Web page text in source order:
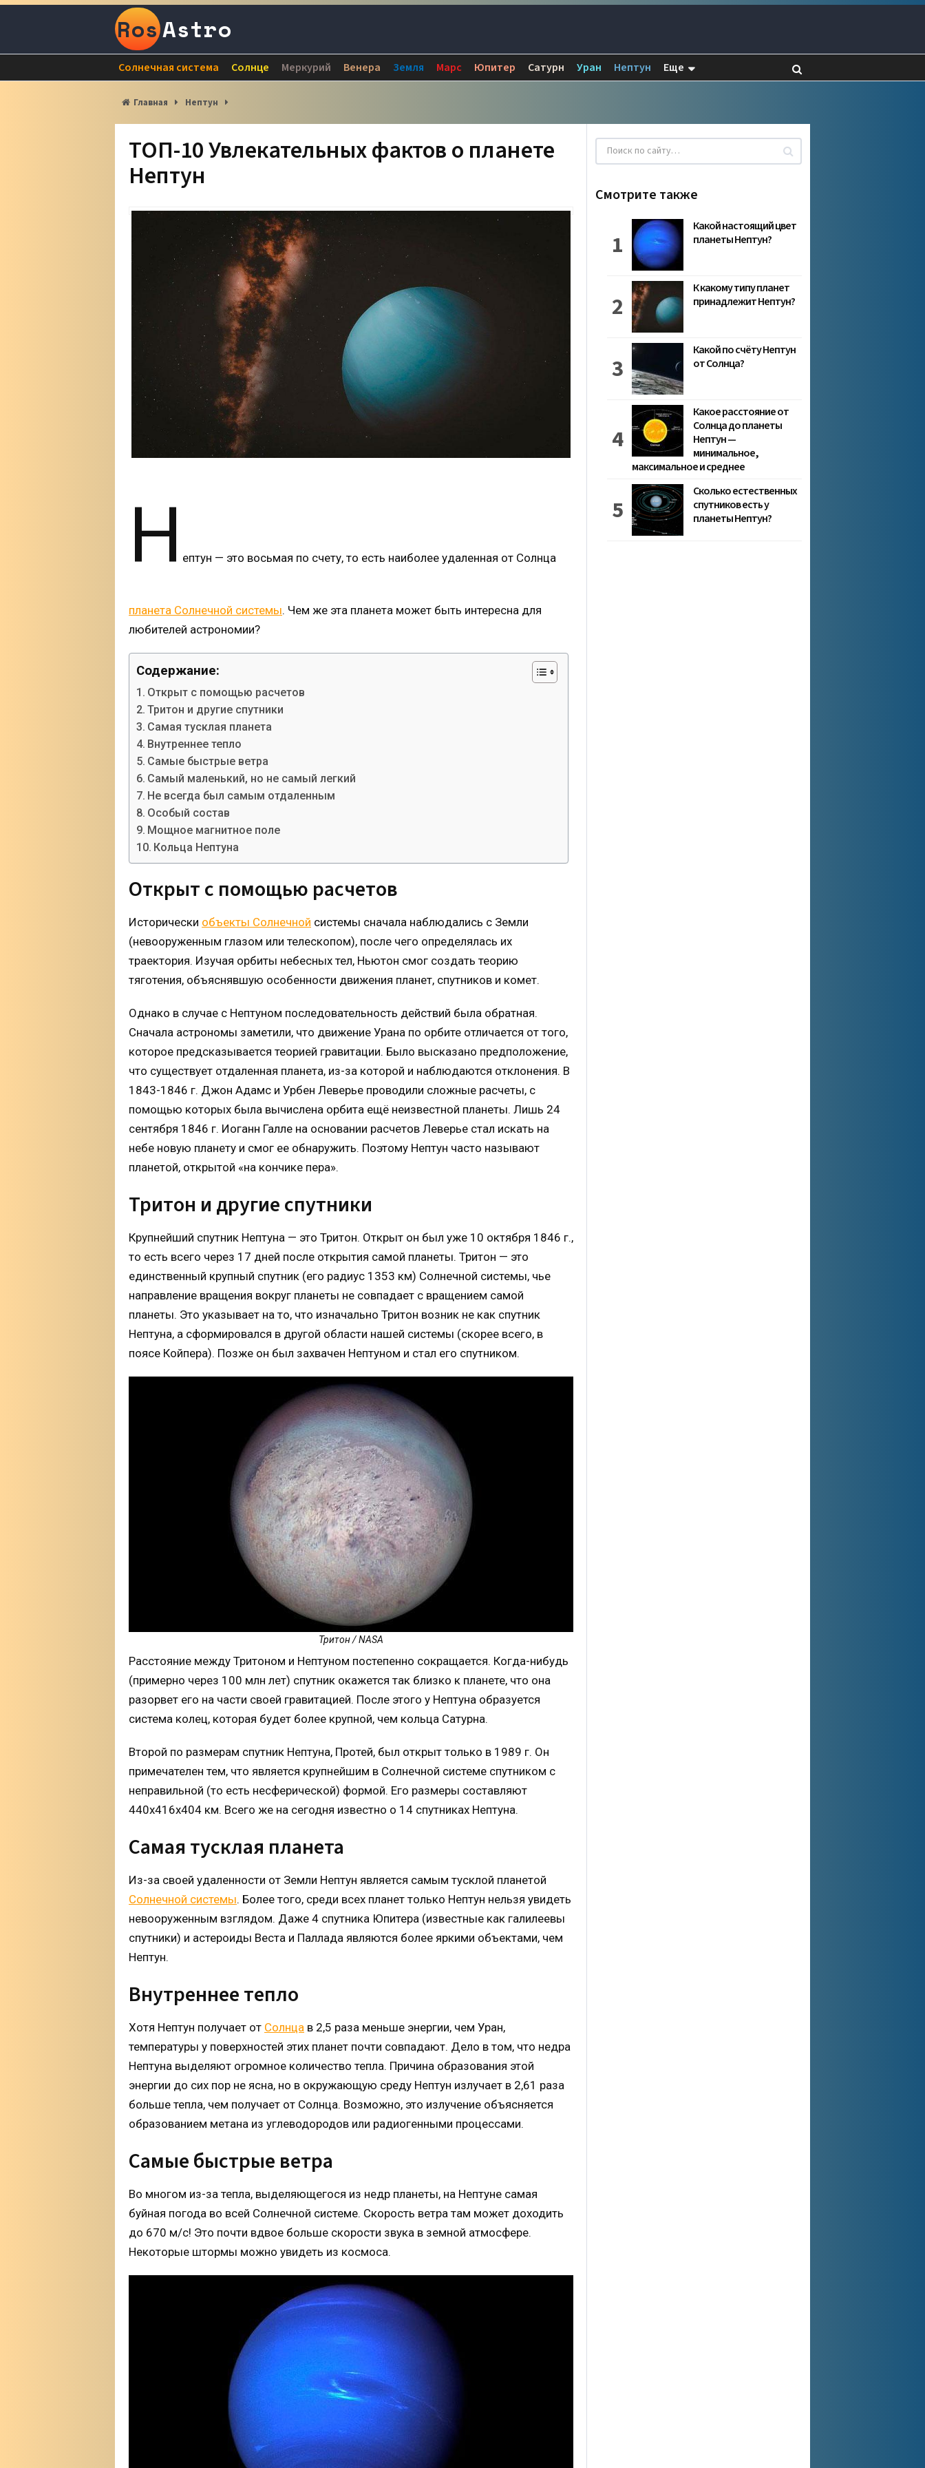
RosAstro
Солнечная система Солнце Меркурий Венера Земля Марс Юпитер Сатурн Уран Нептун Еще
Главная Нептун
ТОП-10 Увлекательных фактов о планете
Нептун
Н ептун — это восьмая по счету, то есть наиболее удаленная от Солнца
планета Солнечной системы. Чем же эта планета может быть интересна для
любителей астрономии?
Содержание:
Открыт с помощью расчетов
Тритон и другие спутники
Самая тусклая планета
Внутреннее тепло
Самые быстрые ветра
Самый маленький, но не самый легкий
Не всегда был самым отдаленным
Особый состав
Мощное магнитное поле
Кольца Нептуна
Открыт с помощью расчетов
Исторически объекты Солнечной системы сначала наблюдались с Земли
(невооруженным глазом или телескопом), после чего определялась их
траектория. Изучая орбиты небесных тел, Ньютон смог создать теорию
тяготения, объяснявшую особенности движения планет, спутников и комет.
Однако в случае с Нептуном последовательность действий была обратная.
Сначала астрономы заметили, что движение Урана по орбите отличается от того,
которое предсказывается теорией гравитации. Было высказано предположение,
что существует отдаленная планета, из-за которой и наблюдаются отклонения. В
1843-1846 г. Джон Адамс и Урбен Леверье проводили сложные расчеты, с
помощью которых была вычислена орбита ещё неизвестной планеты. Лишь 24
сентября 1846 г. Иоганн Галле на основании расчетов Леверье стал искать на
небе новую планету и смог ее обнаружить. Поэтому Нептун часто называют
планетой, открытой «на кончике пера».
Тритон и другие спутники
Крупнейший спутник Нептуна — это Тритон. Открыт он был уже 10 октября 1846 г.,
то есть всего через 17 дней после открытия самой планеты. Тритон — это
единственный крупный спутник (его радиус 1353 км) Солнечной системы, чье
направление вращения вокруг планеты не совпадает с вращением самой
планеты. Это указывает на то, что изначально Тритон возник не как спутник
Нептуна, а сформировался в другой области нашей системы (скорее всего, в
поясе Койпера). Позже он был захвачен Нептуном и стал его спутником.
Тритон / NASA
Расстояние между Тритоном и Нептуном постепенно сокращается. Когда-нибудь
(примерно через 100 млн лет) спутник окажется так близко к планете, что она
разорвет его на части своей гравитацией. После этого у Нептуна образуется
система колец, которая будет более крупной, чем кольца Сатурна.
Второй по размерам спутник Нептуна, Протей, был открыт только в 1989 г. Он
примечателен тем, что является крупнейшим в Солнечной системе спутником с
неправильной (то есть несферической) формой. Его размеры составляют
440х416х404 км. Всего же на сегодня известно о 14 спутниках Нептуна.
Самая тусклая планета
Из-за своей удаленности от Земли Нептун является самым тусклой планетой
Солнечной системы. Более того, среди всех планет только Нептун нельзя увидеть
невооруженным взглядом. Даже 4 спутника Юпитера (известные как галилеевы
спутники) и астероиды Веста и Паллада являются более яркими объектами, чем
Нептун.
Внутреннее тепло
Хотя Нептун получает от Солнца в 2,5 раза меньше энергии, чем Уран,
температуры у поверхностей этих планет почти совпадают. Дело в том, что недра
Нептуна выделяют огромное количество тепла. Причина образования этой
энергии до сих пор не ясна, но в окружающую среду Нептун излучает в 2,61 раза
больше тепла, чем получает от Солнца. Возможно, это излучение объясняется
образованием метана из углеводородов или радиогенными процессами.
Самые быстрые ветра
Во многом из-за тепла, выделяющегося из недр планеты, на Нептуне самая
буйная погода во всей Солнечной системе. Скорость ветра там может доходить
до 670 м/с! Это почти вдвое больше скорости звука в земной атмосфере.
Некоторые штормы можно увидеть из космоса.
Смотрите также
Какой настоящий цвет
планеты Нептун?
К какому типу планет
принадлежит Нептун?
Какой по счёту Нептун
от Солнца?
Какое расстояние от
Солнца до планеты
Нептун —
минимальное,
максимальное и среднее
Сколько естественных
спутников есть у
планеты Нептун?